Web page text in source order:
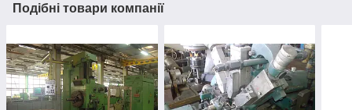
Подібні товари компанії